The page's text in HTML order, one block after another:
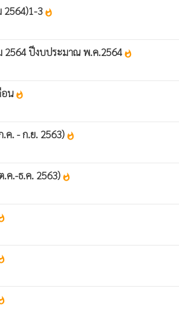
2564)1-3 whatshot
2564 ปีงบประมาณ พ.ค.2564 whatshot
อน whatshot
.ค. - ก.ย. 2563) whatshot
.ค.-ธ.ค. 2563) whatshot